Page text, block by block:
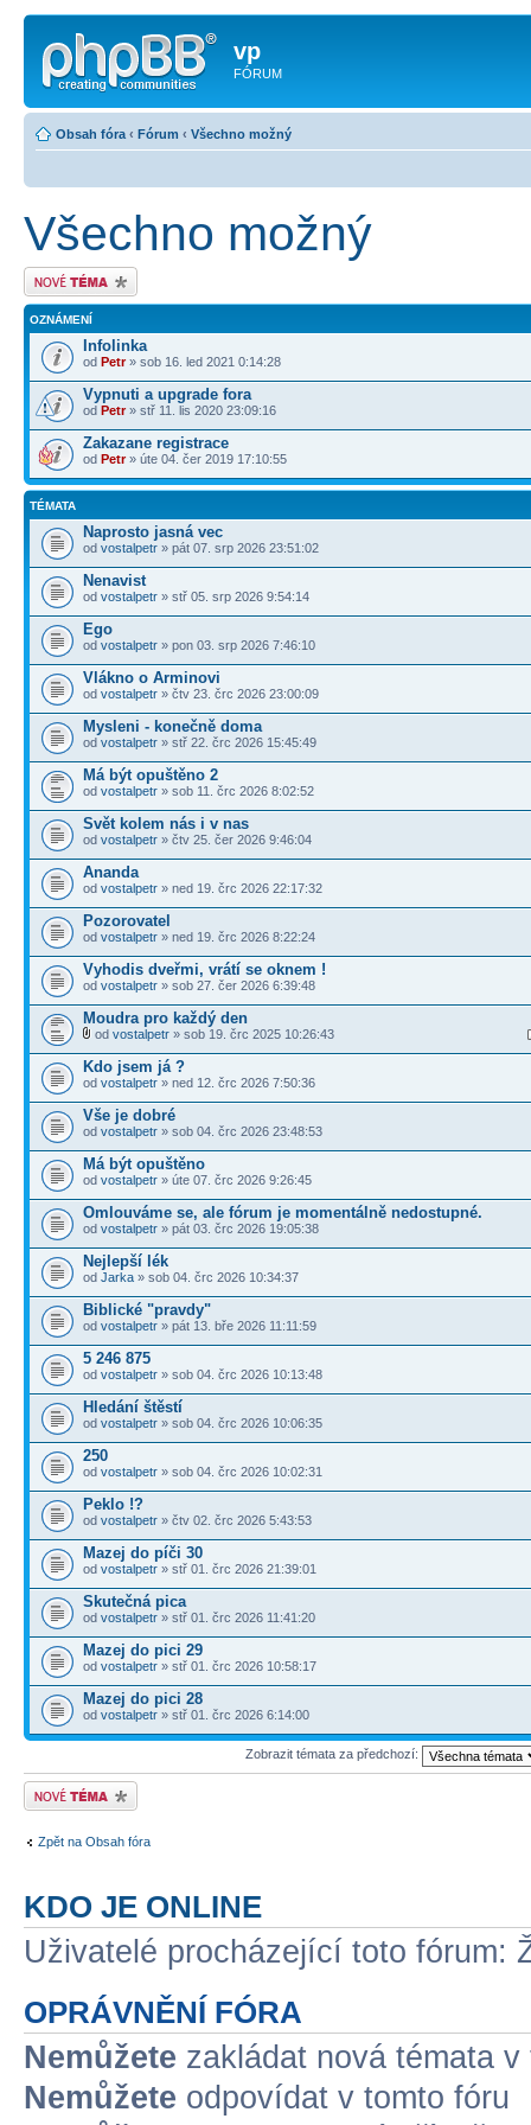
vp
FÓRUM
Obsah fóra ‹ Fórum ‹ Všechno možný
Všechno možný
Odeslat nové téma
OZNÁMENÍ
Infolinka
od Petr» sob 16. led 2021 0:14:28
Vypnuti a upgrade fora
od Petr» stř 11. lis 2020 23:09:16
Zakazane registrace
od Petr» úte 04. čer 2019 17:10:55
TÉMATA
Naprosto jasná vec
od vostalpetr » pát 07. srp 2026 23:51:02
Nenavist
od vostalpetr » stř 05. srp 2026 9:54:14
Ego
od vostalpetr » pon 03. srp 2026 7:46:10
Vlákno o Arminovi
od vostalpetr » čtv 23. črc 2026 23:00:09
Mysleni - konečně doma
od vostalpetr » stř 22. črc 2026 15:45:49
Má být opuštěno 2
od vostalpetr » sob 11. črc 2026 8:02:52
Svět kolem nás i v nas
od vostalpetr » čtv 25. čer 2026 9:46:04
Ananda
od vostalpetr » ned 19. črc 2026 22:17:32
Pozorovatel
od vostalpetr » ned 19. črc 2026 8:22:24
Vyhodis dveřmi, vrátí se oknem !
od vostalpetr » sob 27. čer 2026 6:39:48
Moudra pro každý den
od vostalpetr » sob 19. črc 2025 10:26:43
Kdo jsem já ?
od vostalpetr » ned 12. črc 2026 7:50:36
Vše je dobré
od vostalpetr » sob 04. črc 2026 23:48:53
Má být opuštěno
od vostalpetr » úte 07. črc 2026 9:26:45
Omlouváme se, ale fórum je momentálně nedostupné.
od vostalpetr » pát 03. črc 2026 19:05:38
Nejlepší lék
od Jarka » sob 04. črc 2026 10:34:37
Biblické "pravdy"
od vostalpetr » pát 13. bře 2026 11:11:59
5 246 875
od vostalpetr » sob 04. črc 2026 10:13:48
Hledání štěstí
od vostalpetr » sob 04. črc 2026 10:06:35
250
od vostalpetr » sob 04. črc 2026 10:02:31
Peklo !?
od vostalpetr » čtv 02. črc 2026 5:43:53
Mazej do píči 30
od vostalpetr » stř 01. črc 2026 21:39:01
Skutečná pica
od vostalpetr » stř 01. črc 2026 11:41:20
Mazej do pici 29
od vostalpetr » stř 01. črc 2026 10:58:17
Mazej do pici 28
od vostalpetr » stř 01. črc 2026 6:14:00
Zobrazit témata za předchozí:
Odeslat nové téma
Zpět na Obsah fóra
KDO JE ONLINE
Uživatelé procházející toto fórum:
OPRÁVNĚNÍ FÓRA
Nemůžete zakládat nová témata v
Nemůžete odpovídat v tomto fóru